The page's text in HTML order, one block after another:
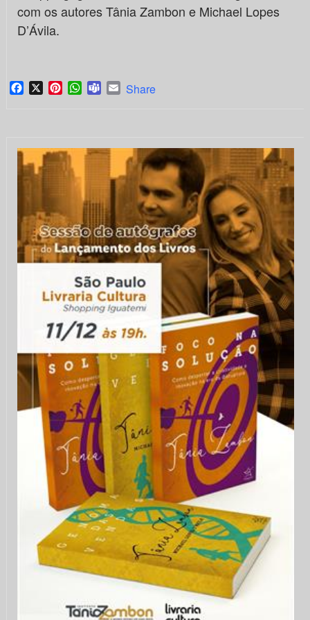
com os autores Tânia Zambon e Michael Lopes
D’Ávila.
Facebook
X PinterestWhatsApp
TeamsEmail
Share